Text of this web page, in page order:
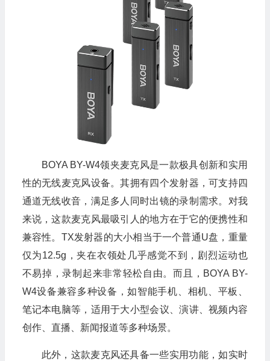
BOYA BY-W4领夹麦克风是一款极具创新和实用
性的无线麦克风设备。其拥有四个发射器，可支持四
通道无线收音，满足多人同时出镜的录制需求。对我
来说，这款麦克风最吸引人的地方在于它的便携性和
兼容性。TX发射器的大小相当于一个普通U盘，重量
仅为12.5g，夹在衣领处几乎感觉不到，剧烈运动也
不易掉，录制起来非常轻松自由。而且，BOYA BY-
W4设备兼容多种设备，如智能手机、相机、平板、
笔记本电脑等，适用于大小型会议、演讲、视频内容
创作、直播、新闻报道等多种场景。
此外，这款麦克风还具备一些实用功能，如实时